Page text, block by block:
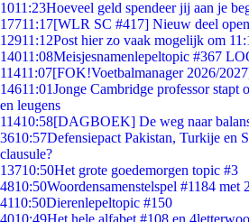
1011:23Hoeveel geld spendeer jij aan je
17711:17[WLR SC #417] Nieuw deel
12911:12Post hier zo vaak mogelijk om
14011:08Meisjesnamenlepeltopic #367
11411:07[FOK!Voetbalmanager 2026/
14611:01Jonge Cambridge professor stapt
en leugens
11410:58[DAGBOEK] De weg naar
3610:57Defensiepact Pakistan, Turkije en
clausule?
13710:50Het grote goedemorgen topic #3
4810:50Woordensamenstelspel #1184 met
4110:50Dierenlepeltopic #150
4010:49Het hele alfabet #108 en